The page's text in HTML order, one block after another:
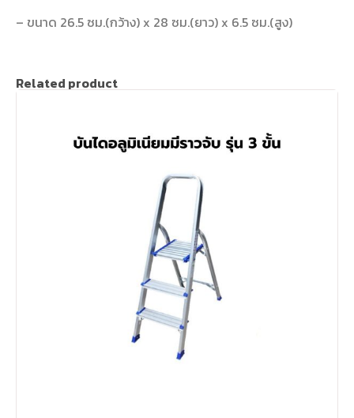
– ขนาด 26.5 ซม.(กว้าง) x 28 ซม.(ยาว) x 6.5 ซม.(สูง)
Related product